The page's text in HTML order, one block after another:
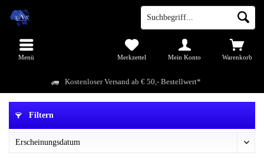
Kostenloser Versand ab € 50,- Bestellwert*
Menü Warenkorb
Merkzettel Mein Konto
Filtern